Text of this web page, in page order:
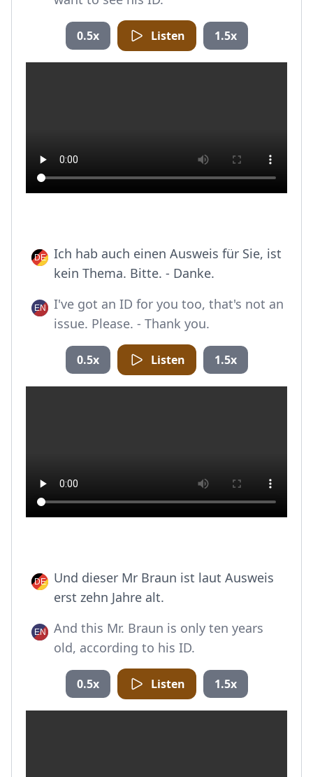
0.5x Listen 1.5x
Ich hab auch einen Ausweis für Sie, ist
kein Thema. Bitte. - Danke.
I've got an ID for you too, that's not an
issue. Please. - Thank you.
0.5x Listen 1.5x
Und dieser Mr Braun ist laut Ausweis
erst zehn Jahre alt.
And this Mr. Braun is only ten years
old, according to his ID.
0.5x Listen 1.5x